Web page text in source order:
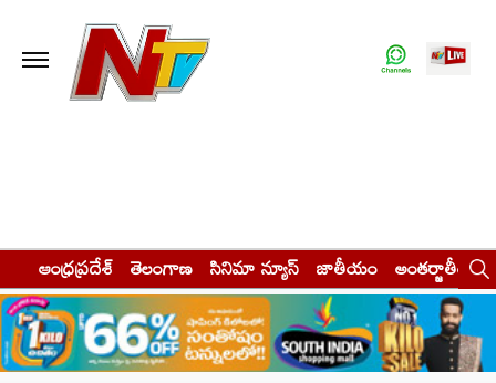
ఆంధ్రప్రదేశ్ తెలంగాణ సినిమా న్యూస్ జాతీయం అంతర్జాతీయం